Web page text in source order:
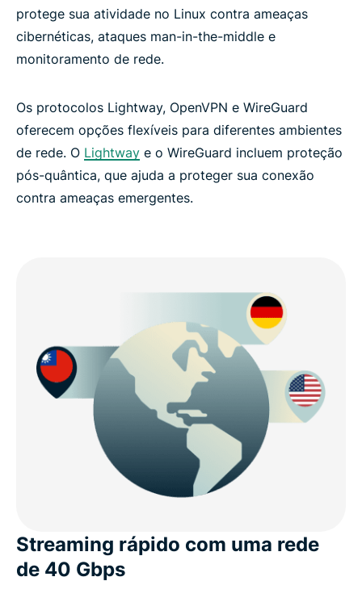
protege sua atividade no Linux contra ameaças
cibernéticas, ataques man-in-the-middle e
monitoramento de rede.
Os protocolos Lightway, OpenVPN e WireGuard
oferecem opções flexíveis para diferentes ambientes
de rede. O Lightway e o WireGuard incluem proteção
pós-quântica, que ajuda a proteger sua conexão
contra ameaças emergentes.
Streaming rápido com uma rede
de 40 Gbps